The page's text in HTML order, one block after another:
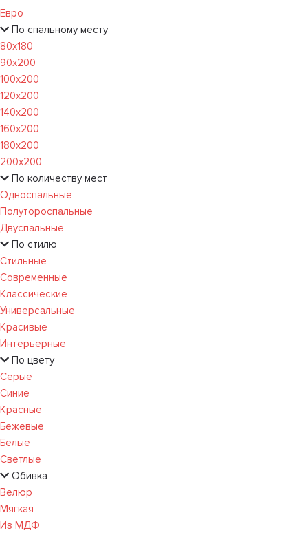
Евро
По спальному месту
80х180
90х200
100х200
120x200
140х200
160х200
180х200
200х200
По количеству мест
Односпальные
Полутороспальные
Двуспальные
По стилю
Стильные
Современные
Классические
Универсальные
Красивые
Интерьерные
По цвету
Серые
Синие
Красные
Бежевые
Белые
Светлые
Обивка
Велюр
Мягкая
Из МДФ